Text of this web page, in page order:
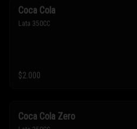
Coca Cola
Lata 350CC
$2.000
Coca Cola Zero